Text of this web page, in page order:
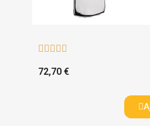
    
72,70 €